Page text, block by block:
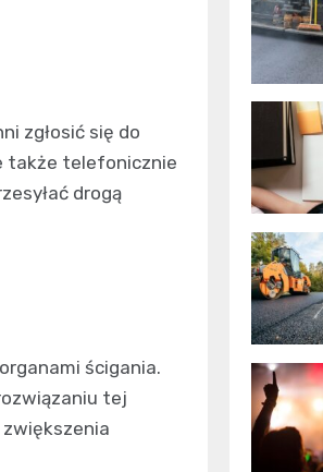
zgłosić się do
także telefonicznie
drogą
ścigania.
tej